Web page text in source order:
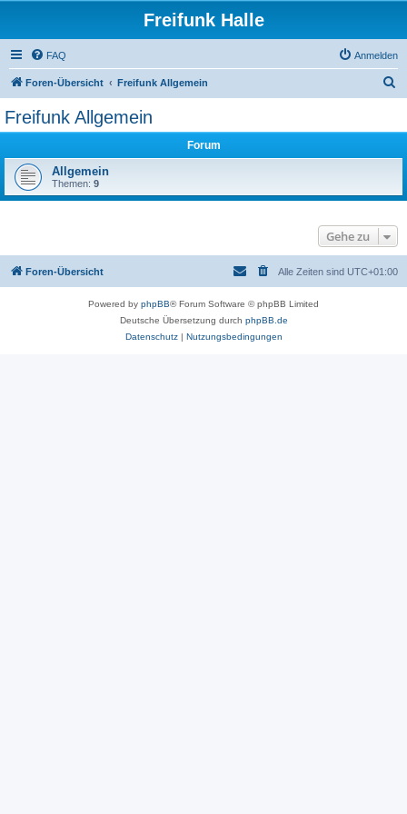
Freifunk Halle
FAQ Anmelden
Foren-Übersicht Freifunk Allgemein
Freifunk Allgemein
Forum
Allgemein
Themen: 9
Gehe zu
Foren-Übersicht Alle Zeiten sind UTC+01:00
Powered by phpBB® Forum Software © phpBB Limited
Deutsche Übersetzung durch phpBB.de
Datenschutz| Nutzungsbedingungen